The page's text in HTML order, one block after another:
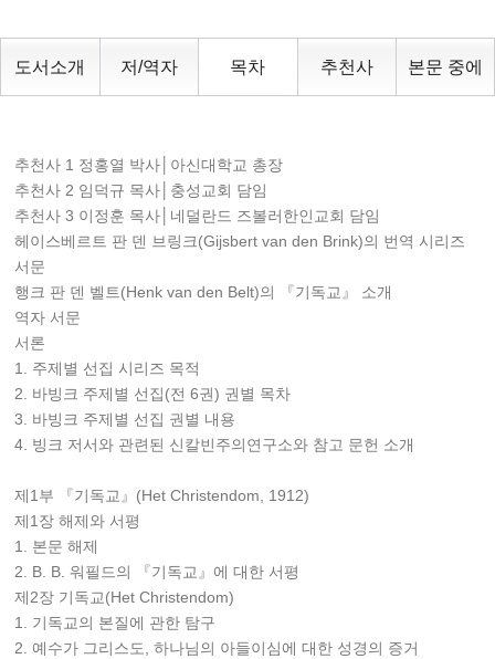
도서소개 저/역자 목차 추천사 본문 중에
추천사 1 정홍열 박사│아신대학교 총장
추천사 2 임덕규 목사│충성교회 담임
추천사 3 이정훈 목사│네덜란드 즈볼러한인교회 담임
헤이스베르트 판 덴 브링크(Gijsbert van den Brink)의 번역 시리즈
서문
행크 판 덴 벨트(Henk van den Belt)의 『기독교』 소개
역자 서문
서론
1. 주제별 선집 시리즈 목적
2. 바빙크 주제별 선집(전 6권) 권별 목차
3. 바빙크 주제별 선집 권별 내용
4. 빙크 저서와 관련된 신칼빈주의연구소와 참고 문헌 소개
제1부 『기독교』(Het Christendom, 1912)
제1장 해제와 서평
1. 본문 해제
2. B. B. 워필드의 『기독교』에 대한 서평
제2장 기독교(Het Christendom)
1. 기독교의 본질에 관한 탐구
2. 예수가 그리스도, 하나님의 아들이심에 대한 성경의 증거